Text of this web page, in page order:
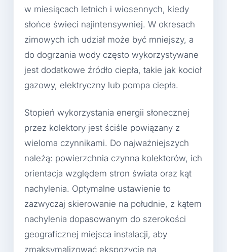
w miesiącach letnich i wiosennych, kiedy
słońce świeci najintensywniej. W okresach
zimowych ich udział może być mniejszy, a
do dogrzania wody często wykorzystywane
jest dodatkowe źródło ciepła, takie jak kocioł
gazowy, elektryczny lub pompa ciepła.
Stopień wykorzystania energii słonecznej
przez kolektory jest ściśle powiązany z
wieloma czynnikami. Do najważniejszych
należą: powierzchnia czynna kolektorów, ich
orientacja względem stron świata oraz kąt
nachylenia. Optymalne ustawienie to
zazwyczaj skierowanie na południe, z kątem
nachylenia dopasowanym do szerokości
geograficznej miejsca instalacji, aby
zmaksymalizować ekspozycję na